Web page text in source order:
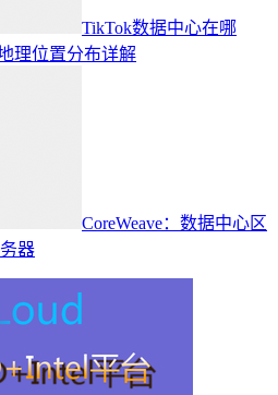
TikTok数据中心在哪
理位置分布详解
CoreWeave：数据中心区
器